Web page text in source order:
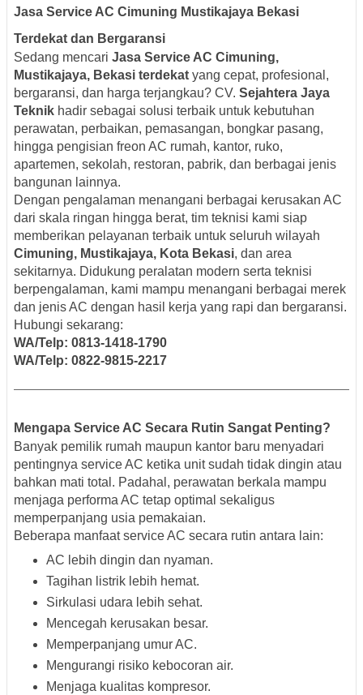
Jasa Service AC Cimuning Mustikajaya Bekasi
Terdekat dan Bergaransi
Sedang mencari Jasa Service AC Cimuning,
Mustikajaya, Bekasi terdekat yang cepat, profesional,
bergaransi, dan harga terjangkau? CV. Sejahtera Jaya
Teknik hadir sebagai solusi terbaik untuk kebutuhan
perawatan, perbaikan, pemasangan, bongkar pasang,
hingga pengisian freon AC rumah, kantor, ruko,
apartemen, sekolah, restoran, pabrik, dan berbagai jenis
bangunan lainnya.
Dengan pengalaman menangani berbagai kerusakan AC
dari skala ringan hingga berat, tim teknisi kami siap
memberikan pelayanan terbaik untuk seluruh wilayah
Cimuning, Mustikajaya, Kota Bekasi, dan area
sekitarnya. Didukung peralatan modern serta teknisi
berpengalaman, kami mampu menangani berbagai merek
dan jenis AC dengan hasil kerja yang rapi dan bergaransi.
Hubungi sekarang:
WA/Telp: 0813-1418-1790
WA/Telp: 0822-9815-2217
Mengapa Service AC Secara Rutin Sangat Penting?
Banyak pemilik rumah maupun kantor baru menyadari
pentingnya service AC ketika unit sudah tidak dingin atau
bahkan mati total. Padahal, perawatan berkala mampu
menjaga performa AC tetap optimal sekaligus
memperpanjang usia pemakaian.
Beberapa manfaat service AC secara rutin antara lain:
AC lebih dingin dan nyaman.
Tagihan listrik lebih hemat.
Sirkulasi udara lebih sehat.
Mencegah kerusakan besar.
Memperpanjang umur AC.
Mengurangi risiko kebocoran air.
Menjaga kualitas kompresor.